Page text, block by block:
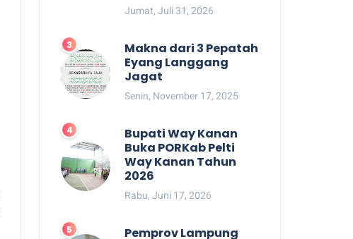
Jumat, Juli 31, 2026
Makna dari 3 Pepatah
Eyang Langgang
Jagat
Senin, November 17, 2025
Bupati Way Kanan
Buka PORKab Pelti
Way Kanan Tahun
2026
Rabu, Juni 17, 2026
Pemprov Lampung